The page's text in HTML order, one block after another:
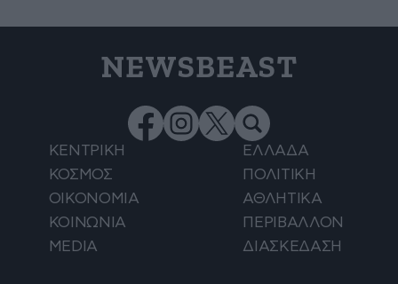
NEWSBEAST
ΚΕΝΤΡΙΚΗ
ΕΛΛΑΔΑ
ΚΟΣΜΟΣ
ΠΟΛΙΤΙΚΗ
ΟΙΚΟΝΟΜΙΑ
ΑΘΛΗΤΙΚΑ
ΚΟΙΝΩΝΙΑ
ΠΕΡΙΒΑΛΛΟΝ
MEDIA
ΔΙΑΣΚΕΔΑΣΗ